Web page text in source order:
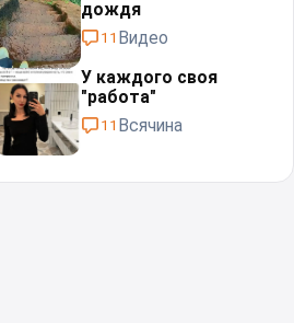
дождя⁠⁠
11 Видео
У каждого своя
"работа"⁠⁠
11 Всячина